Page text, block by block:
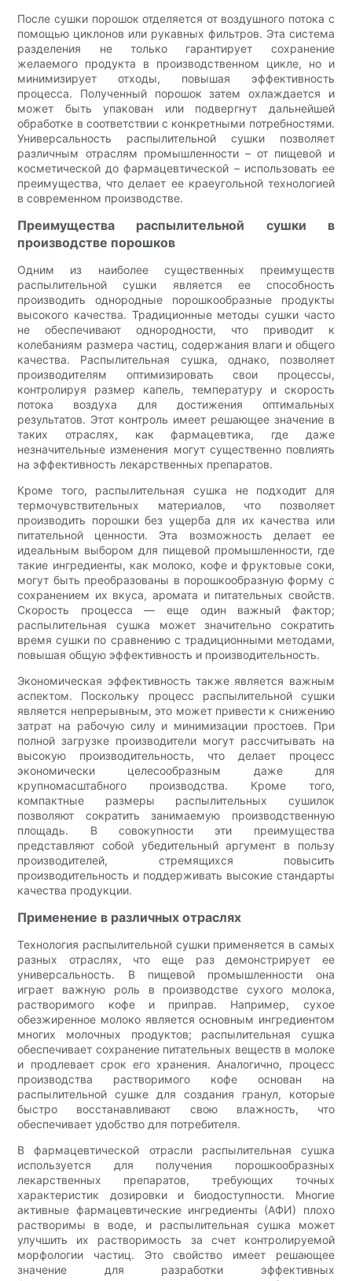
После сушки порошок отделяется от воздушного потока с
помощью циклонов или рукавных фильтров. Эта система
разделения не только гарантирует сохранение
желаемого продукта в производственном цикле, но и
минимизирует отходы, повышая эффективность
процесса. Полученный порошок затем охлаждается и
может быть упакован или подвергнут дальнейшей
обработке в соответствии с конкретными потребностями.
Универсальность распылительной сушки позволяет
различным отраслям промышленности – от пищевой и
косметической до фармацевтической – использовать ее
преимущества, что делает ее краеугольной технологией
в современном производстве.
Преимущества распылительной сушки в
производстве порошков
Одним из наиболее существенных преимуществ
распылительной сушки является ее способность
производить однородные порошкообразные продукты
высокого качества. Традиционные методы сушки часто
не обеспечивают однородности, что приводит к
колебаниям размера частиц, содержания влаги и общего
качества. Распылительная сушка, однако, позволяет
производителям оптимизировать свои процессы,
контролируя размер капель, температуру и скорость
потока воздуха для достижения оптимальных
результатов. Этот контроль имеет решающее значение в
таких отраслях, как фармацевтика, где даже
незначительные изменения могут существенно повлиять
на эффективность лекарственных препаратов.
Кроме того, распылительная сушка не подходит для
термочувствительных материалов, что позволяет
производить порошки без ущерба для их качества или
питательной ценности. Эта возможность делает ее
идеальным выбором для пищевой промышленности, где
такие ингредиенты, как молоко, кофе и фруктовые соки,
могут быть преобразованы в порошкообразную форму с
сохранением их вкуса, аромата и питательных свойств.
Скорость процесса — еще один важный фактор;
распылительная сушка может значительно сократить
время сушки по сравнению с традиционными методами,
повышая общую эффективность и производительность.
Экономическая эффективность также является важным
аспектом. Поскольку процесс распылительной сушки
является непрерывным, это может привести к снижению
затрат на рабочую силу и минимизации простоев. При
полной загрузке производители могут рассчитывать на
высокую производительность, что делает процесс
экономически целесообразным даже для
крупномасштабного производства. Кроме того,
компактные размеры распылительных сушилок
позволяют сократить занимаемую производственную
площадь. В совокупности эти преимущества
представляют собой убедительный аргумент в пользу
производителей, стремящихся повысить
производительность и поддерживать высокие стандарты
качества продукции.
Применение в различных отраслях
Технология распылительной сушки применяется в самых
разных отраслях, что еще раз демонстрирует ее
универсальность. В пищевой промышленности она
играет важную роль в производстве сухого молока,
растворимого кофе и приправ. Например, сухое
обезжиренное молоко является основным ингредиентом
многих молочных продуктов; распылительная сушка
обеспечивает сохранение питательных веществ в молоке
и продлевает срок его хранения. Аналогично, процесс
производства растворимого кофе основан на
распылительной сушке для создания гранул, которые
быстро восстанавливают свою влажность, что
обеспечивает удобство для потребителя.
В фармацевтической отрасли распылительная сушка
используется для получения порошкообразных
лекарственных препаратов, требующих точных
характеристик дозировки и биодоступности. Многие
активные фармацевтические ингредиенты (АФИ) плохо
растворимы в воде, и распылительная сушка может
улучшить их растворимость за счет контролируемой
морфологии частиц. Это свойство имеет решающее
значение для разработки эффективных